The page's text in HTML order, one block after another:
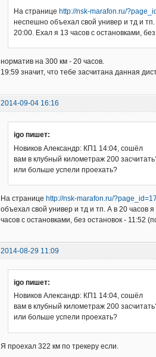
На странице http://nsk-marafon.ru/
неспешно объехал свой универ и тд и
20:00. Ехал я 13 часов с остановками,
норматив на 300 км - 20 часов.
19:59 значит, что тебе засчитана данная
2014-09-04 16:16
igo пишет:
Новиков Александр: КП1 14:04, сошёл
вам в клубный километраж 200
или больше успели проехать?
На странице http://nsk-marafon.ru/
объехал свой универ и тд и тп. А в 20 часов
часов с остановками, без остановок - 11:52
2014-08-29 11:09
igo пишет:
Новиков Александр: КП1 14:04, сошёл
вам в клубный километраж 200
или больше успели проехать?
Я проехал 322 км по трекеру если.